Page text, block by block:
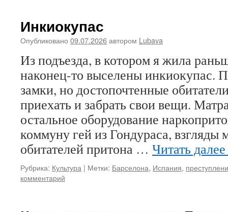
Инкиокупас
Опубликовано 09.07.2026автором Lubava
Из подъезда, в котором я жила
наконец-то выселены инкиокупас.
замки, но достопочтенные
приехать и забрать свои вещи.
остальное оборудование
коммуну гей из Гондураса, взгляды
обитателей притона … Читать далее
Рубрика: Культура | Метки: Барселона, Испания,
комментарий